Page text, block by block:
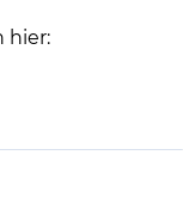
hier: